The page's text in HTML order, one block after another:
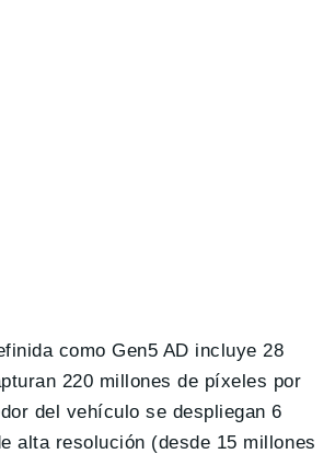
como Gen5 AD incluye 28
220 millones de píxeles por
del vehículo se despliegan 6
alta resolución (desde 15 millones